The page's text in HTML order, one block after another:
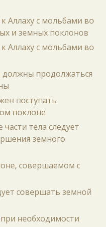
Аллаху с мольбами во
и земных поклонов
Аллаху с мольбами во
должны продолжаться
поступать
поклоне
тела следует
земного
совершаемом с
совершать земной
необходимости